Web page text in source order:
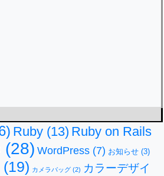
Ruby (13) Ruby on Rails
(28) WordPress (7) お知らせ (3)
(19) カメラバッグ (2) カラーデザイ